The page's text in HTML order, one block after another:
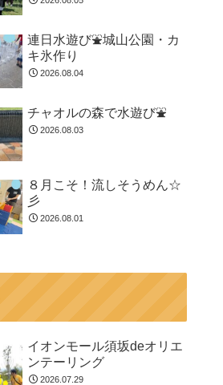
連日水遊び⛲城山公園・カ
キ氷作り
2026.08.04
チャオルの森で水遊び⛲
2026.08.03
８月こそ！流しそうめん☆
彡
2026.08.01
イオンモール須坂deオリエ
ンテーリング
2026.07.29